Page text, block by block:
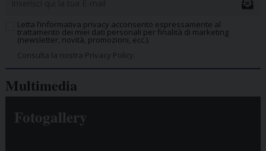
Letta l’informativa privacy acconsento espressamente al
trattamento dei miei dati personali per finalità di marketing
(newsletter, novità, promozioni, ecc.).
Consulta la nostra Privacy Policy.
Multimedia
Fotogallery